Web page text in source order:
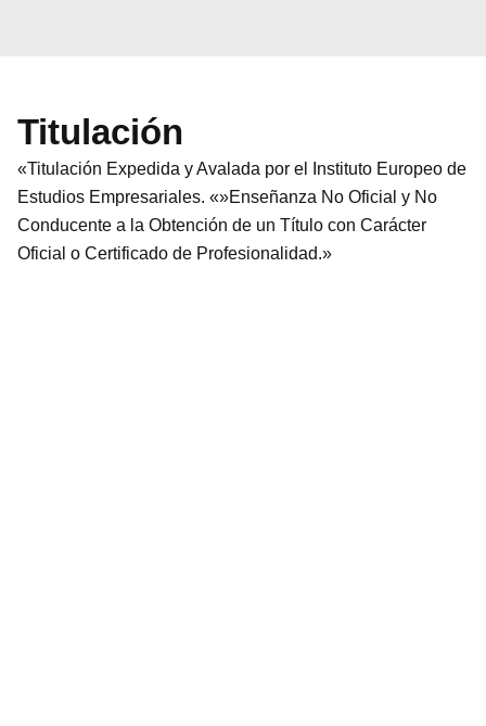
Titulación
«Titulación Expedida y Avalada por el Instituto Europeo de
Estudios Empresariales. «»Enseñanza No Oficial y No
Conducente a la Obtención de un Título con Carácter
Oficial o Certificado de Profesionalidad.»